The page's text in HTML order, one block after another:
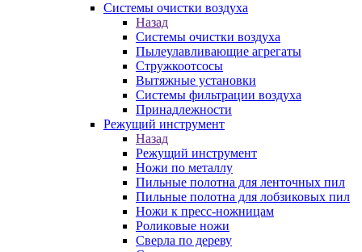
Системы очистки воздуха
Назад
Системы очистки воздуха
Пылеулавливающие агрегаты
Стружкоотсосы
Вытяжные установки
Системы фильтрации воздуха
Принадлежности
Режущий инструмент
Назад
Режущий инструмент
Ножи по металлу
Пильные полотна для ленточных пил
Пильные полотна для лобзиковых пил
Ножи к пресс-ножницам
Роликовые ножи
Сверла по дереву